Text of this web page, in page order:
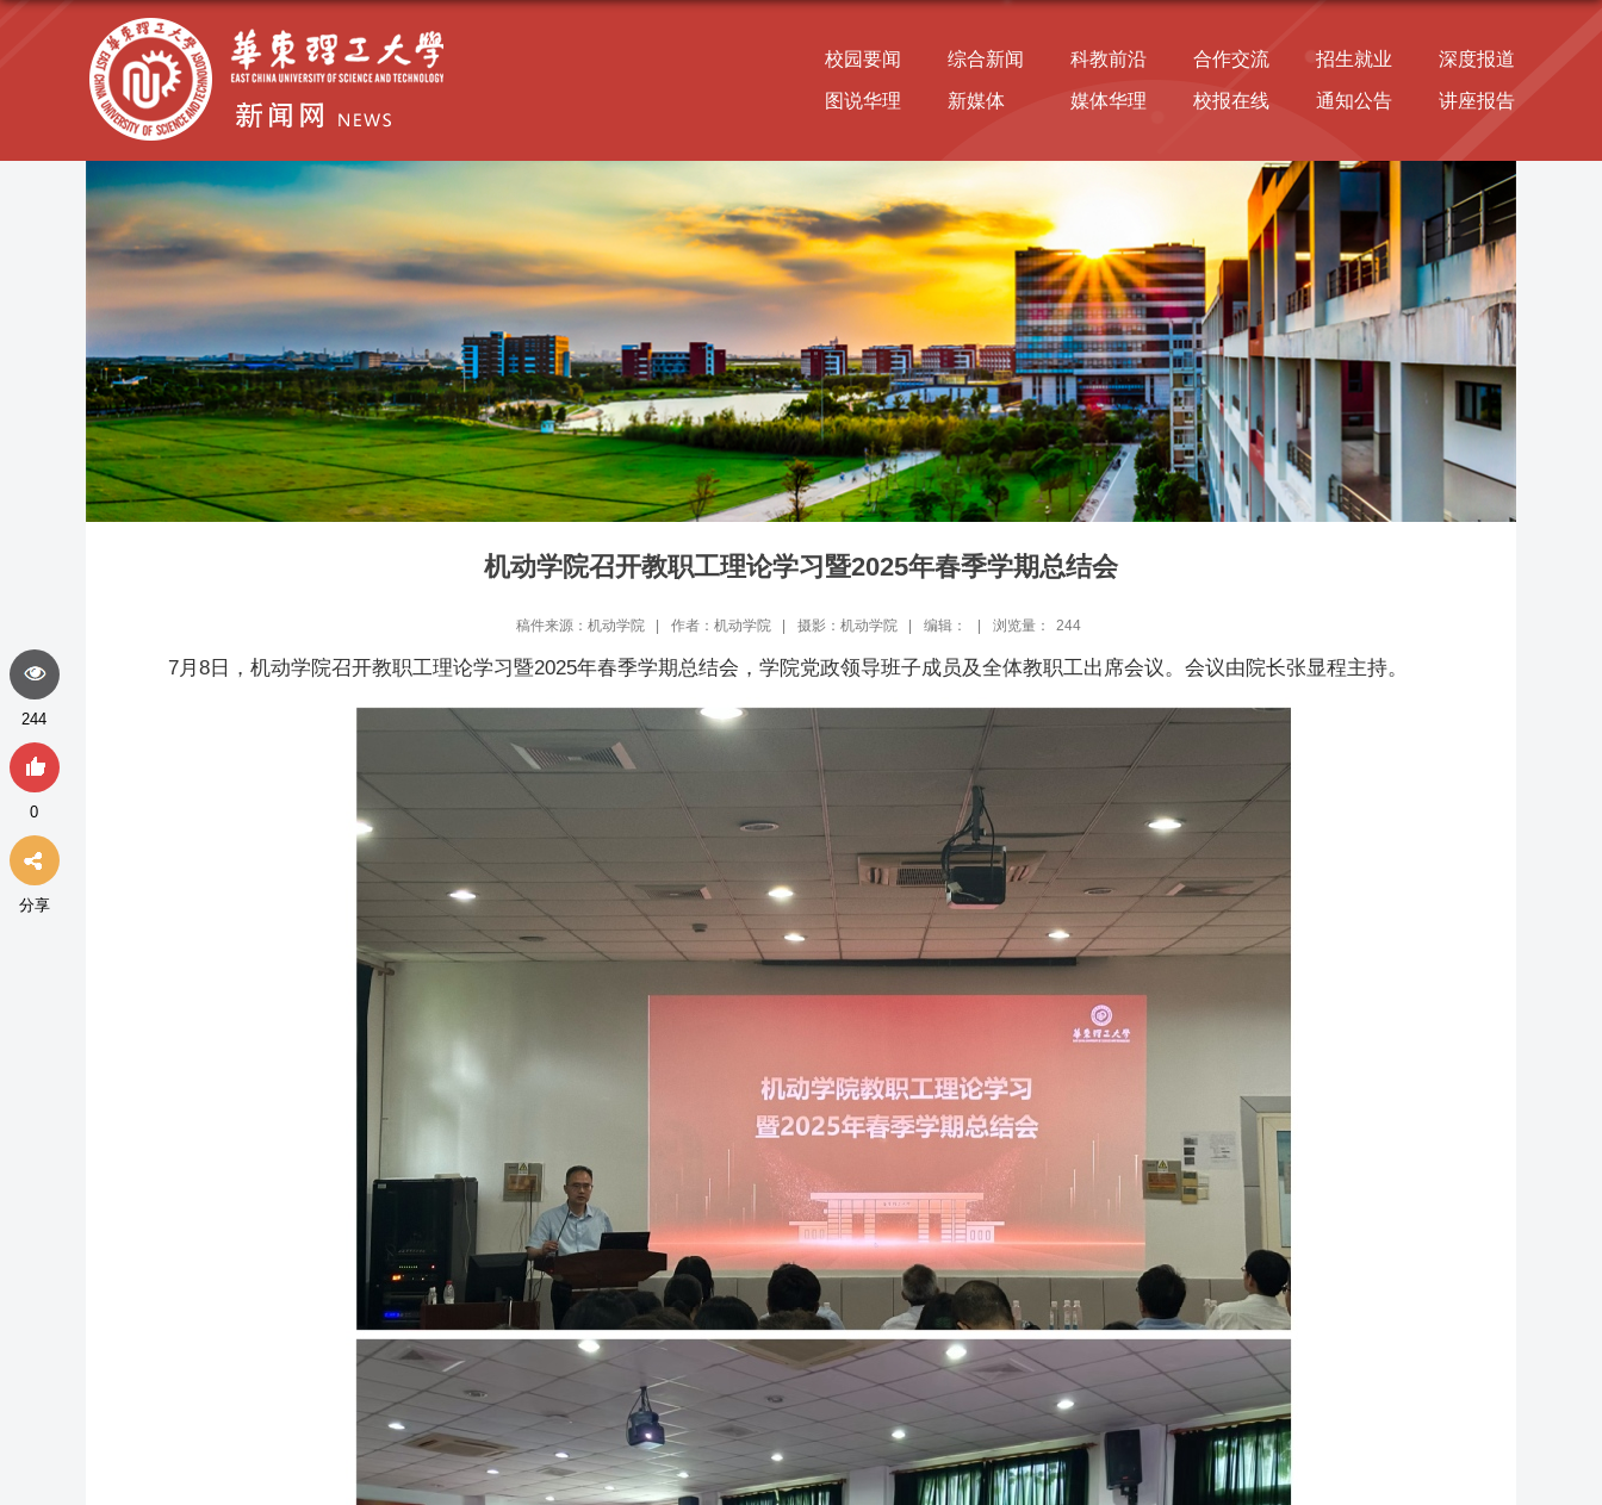
校园要闻 综合新闻 科教前沿 合作交流 招生就业 深度报道
图说华理 新媒体 媒体华理 校报在线 通知公告 讲座报告
机动学院召开教职工理论学习暨2025年春季学期总结会
稿件来源：机动学院 | 作者：机动学院 | 摄影：机动学院 | 编辑： | 浏览量： 244
7月8日，机动学院召开教职工理论学习暨2025年春季学期总结会，学院党政领导班子成员及全体教职工出席会议。会议由院长张显程主持。
244
0
分享